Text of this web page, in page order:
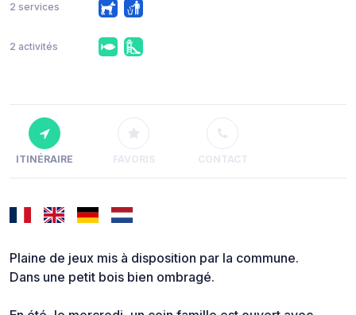
2 services
2 activités
ITINÉRAIRE FAVORIS CONTACT
Plaine de jeux mis à disposition par la commune.
Dans une petit bois bien ombragé.